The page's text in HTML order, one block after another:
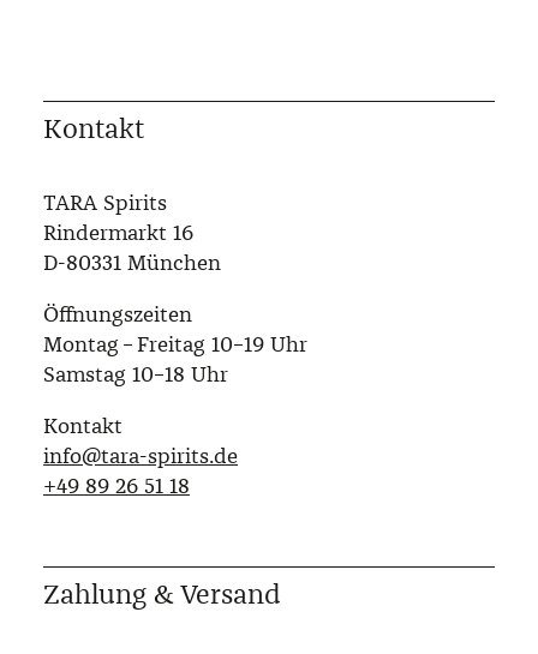
Kontakt
TARA Spirits
Rindermarkt 16
D-80331 München
Öffnungszeiten
Montag – Freitag 10–19 Uhr
Samstag 10–18 Uhr
Kontakt
info@tara-spirits.de
‭+49 89 26 51 18‬
Zahlung & Versand